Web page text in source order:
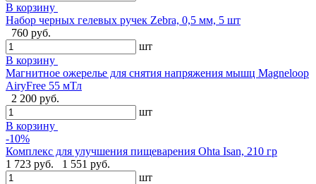
В корзину
Набор черных гелевых ручек Zebra, 0,5 мм, 5 шт
760 руб.
шт
В корзину
Магнитное ожерелье для снятия напряжения мышц Magneloop
AiryFree 55 мТл
2 200 руб.
шт
В корзину
-10%
Комплекс для улучшения пищеварения Ohta Isan, 210 гр
1 723 руб.
1 551 руб.
шт